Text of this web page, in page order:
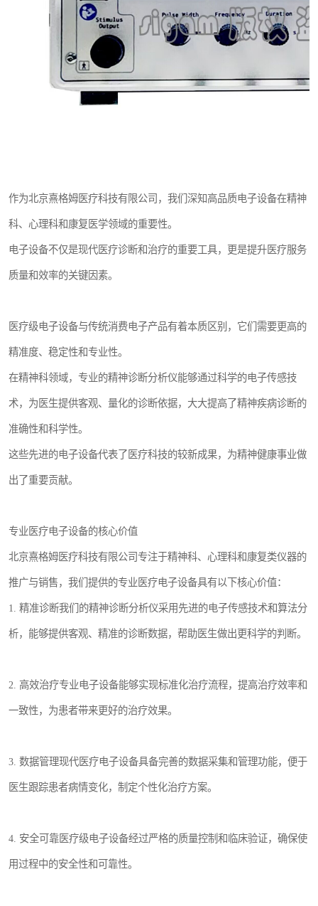
作为北京熹格姆医疗科技有限公司，我们深知高品质电子设备在精神
科、心理科和康复医学领域的重要性。
电子设备不仅是现代医疗诊断和治疗的重要工具，更是提升医疗服务
质量和效率的关键因素。
医疗级电子设备与传统消费电子产品有着本质区别，它们需要更高的
精准度、稳定性和专业性。
在精神科领域，专业的精神诊断分析仪能够通过科学的电子传感技
术，为医生提供客观、量化的诊断依据，大大提高了精神疾病诊断的
准确性和科学性。
这些先进的电子设备代表了医疗科技的较新成果，为精神健康事业做
出了重要贡献。
专业医疗电子设备的核心价值
北京熹格姆医疗科技有限公司专注于精神科、心理科和康复类仪器的
推广与销售，我们提供的专业医疗电子设备具有以下核心价值：
1. 精准诊断我们的精神诊断分析仪采用先进的电子传感技术和算法分
析，能够提供客观、精准的诊断数据，帮助医生做出更科学的判断。
2. 高效治疗专业电子设备能够实现标准化治疗流程，提高治疗效率和
一致性，为患者带来更好的治疗效果。
3. 数据管理现代医疗电子设备具备完善的数据采集和管理功能，便于
医生跟踪患者病情变化，制定个性化治疗方案。
4. 安全可靠医疗级电子设备经过严格的质量控制和临床验证，确保使
用过程中的安全性和可靠性。